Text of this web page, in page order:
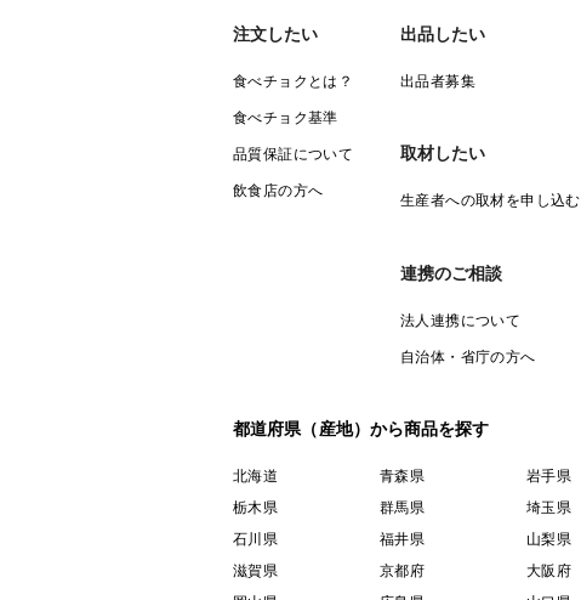
注文したい
食べチョクとは？
食べチョク基準
品質保証について
飲食店の方へ
出品したい
出品者募集
取材したい
生産者への取材を申し込む
連携のご相談
法人連携について
自治体・省庁の方へ
都道府県（産地）から商品を探す
北海道 青森県 岩手県
栃木県
群馬県 埼玉県
石川県
福井県 山梨県
滋賀県
京都府 大阪府